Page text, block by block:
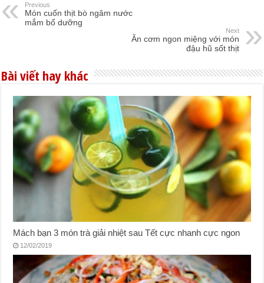
Previous
Món cuốn thịt bò ngâm nước
mắm bổ dưỡng
Next
Ăn cơm ngon miệng với món
đậu hũ sốt thịt
Bài viết hay khác
Mách bạn 3 món trà giải nhiệt sau Tết cực nhanh cực ngon
12/02/2019